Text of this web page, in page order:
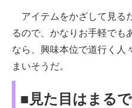
アイテムをかざして見る
るので、かなりお手軽でも
なら、興味本位で道行く人
まいそうだ。
■見た目はまる